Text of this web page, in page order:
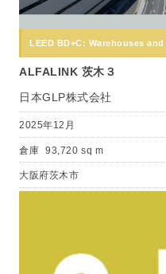
LEED BD+C: Warehouses
ALFALINK 茨木３
日本GLP株式会社
2025年12月
倉庫 93,720 sq m
大阪府茨木市